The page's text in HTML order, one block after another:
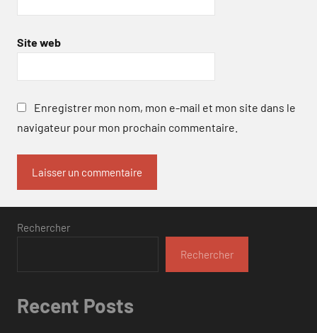
Site web
Enregistrer mon nom, mon e-mail et mon site dans le
navigateur pour mon prochain commentaire.
Rechercher
Rechercher
Recent Posts